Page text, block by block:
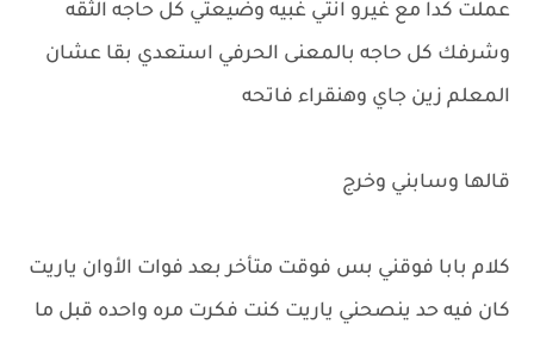
عملت كدا مع غيرو انتي غبيه وضيعتي كل حاجه الثقه
وشرفك كل حاجه بالمعنى الحرفي استعدي بقا عشان
المعلم زين جاي وهنقراء فاتحه
قالها وسابني وخرج
كلام بابا فوقني بس فوقت متأخر بعد فوات الأوان ياريت
كان فيه حد ينصحني ياريت كنت فكرت مره واحده قبل ما